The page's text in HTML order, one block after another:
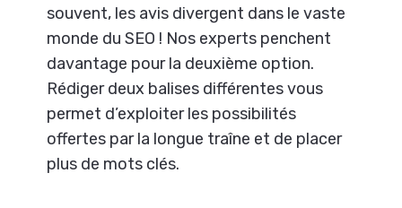
souvent, les avis divergent dans le vaste
monde du SEO ! Nos experts penchent
davantage pour la deuxième option.
Rédiger deux balises différentes vous
permet d’exploiter les possibilités
offertes par la longue traîne et de placer
plus de mots clés.